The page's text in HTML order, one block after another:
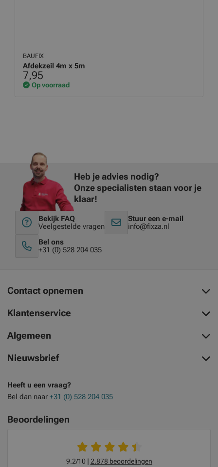
BAUFIX
Afdekzeil 4m x 5m
7,95
Op voorraad
Heb je advies nodig?
Onze specialisten staan voor je
klaar!
Bekijk FAQ
Veelgestelde vragen
Stuur een e-mail
info@fixza.nl
Bel ons
+31 (0) 528 204 035
Contact opnemen
Klantenservice
Algemeen
Nieuwsbrief
Heeft u een vraag?
Bel dan naar +31 (0) 528 204 035
Beoordelingen
9.2/10 2.878 beoordelingen